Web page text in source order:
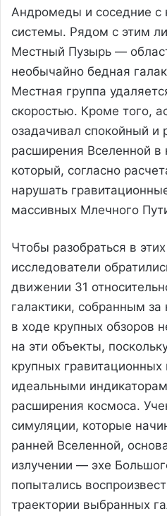
Андромеды и соседние с
системы. Рядом с этим
Местный Пузырь —
необычайно бедная
Местная группа
скоростью. Кроме того,
озадачивал спокойный и
расширения Вселенной в
который, согласно
нарушать
массивных Млечного
Чтобы разобраться в
исследователи
движении 31
галактики, собранным за
в ходе крупных обзоров
на эти объекты,
крупных гравитационных
идеальными
расширения космоса.
симуляции, которые
ранней Вселенной,
излучении — эхе
попытались
траектории выбранных